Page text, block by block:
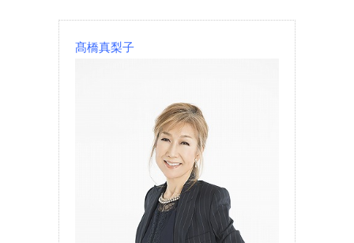
髙橋真梨子